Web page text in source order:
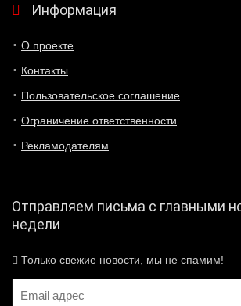
Информация
О проекте
Контакты
Пользовательское соглашение
Ограничение ответственности
Рекламодателям
Отправляем письма с главными
недели
Только свежие новости, мы не спамим!